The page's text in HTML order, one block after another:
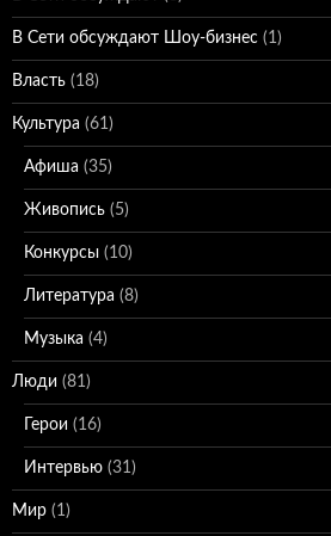
В Сети обсуждают Шоу-бизнес (1)
Власть (18)
Культура (61)
Афиша (35)
Живопись (5)
Конкурсы (10)
Литература (8)
Музыка (4)
Люди (81)
Герои (16)
Интервью (31)
Мир (1)